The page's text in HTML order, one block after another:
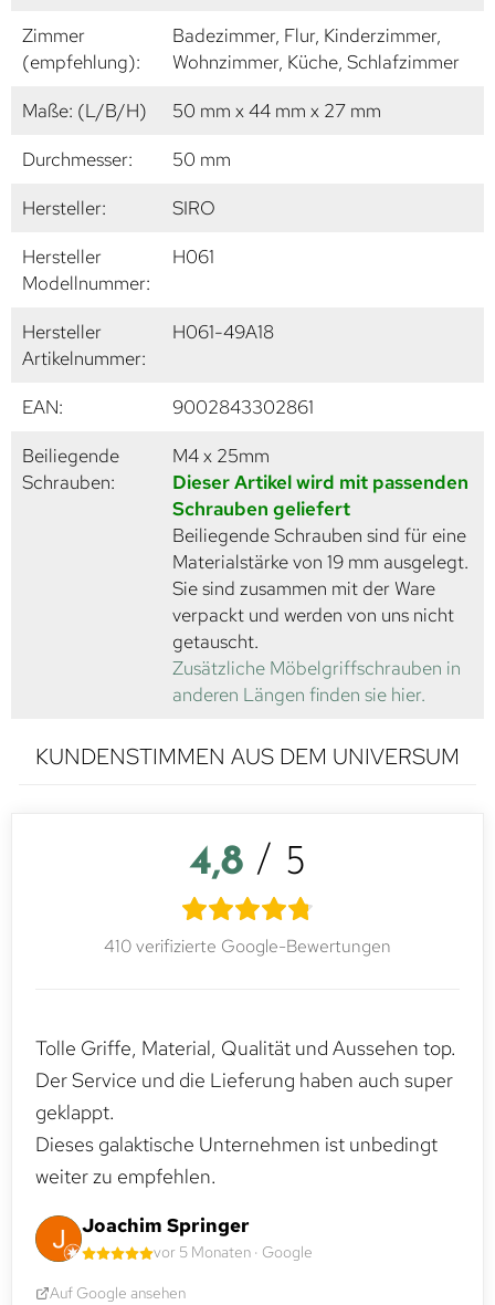
Zimmer
(empfehlung):
Badezimmer, Flur, Kinderzimmer,
Wohnzimmer, Küche, Schlafzimmer
Maße: (L/B/H)
50 mm x 44 mm x 27 mm
Durchmesser:
50 mm
Hersteller:
SIRO
Hersteller
Modellnummer:
H061
Hersteller
Artikelnummer:
H061-49A18
EAN:
9002843302861
Beiliegende
Schrauben:
M4 x 25mm
Dieser Artikel wird mit passenden
Schrauben geliefert
Beiliegende Schrauben sind für eine
Materialstärke von 19 mm ausgelegt.
Sie sind zusammen mit der Ware
verpackt und werden von uns nicht
getauscht.
Zusätzliche Möbelgriffschrauben in
anderen Längen finden sie hier.
KUNDENSTIMMEN AUS DEM UNIVERSUM
4,8 / 5
410 verifizierte Google-Bewertungen
Tolle Griffe, Material, Qualität und Aussehen top.
Der Service und die Lieferung haben auch super
geklappt.
Dieses galaktische Unternehmen ist unbedingt
weiter zu empfehlen.
Joachim Springer
vor 5 Monaten · Google
Auf Google ansehen